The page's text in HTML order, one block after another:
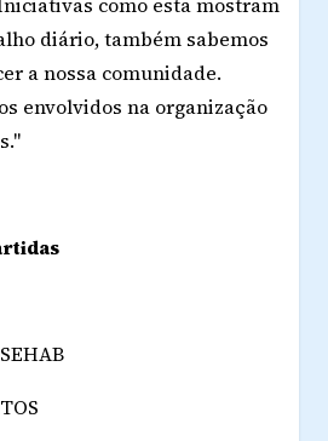
diário, também sabemos
a nossa comunidade.
envolvidos na organização